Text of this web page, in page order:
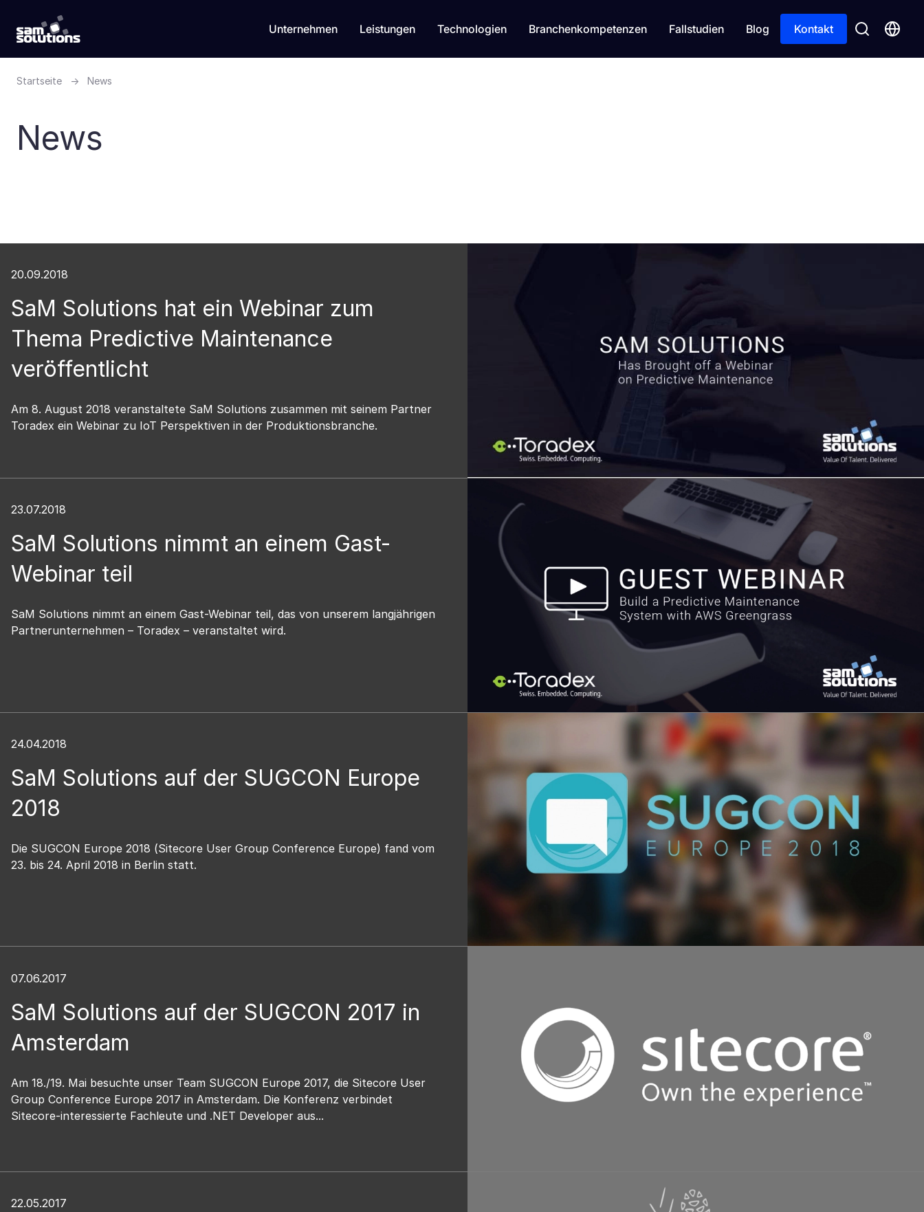
Unternehmen Leistungen Technologien Branchenkompetenzen Fallstudien Blog Kontakt
Startseite → News
News
20.09.2018
SaM Solutions hat ein Webinar zum
Thema Predictive Maintenance
veröffentlicht
Am 8. August 2018 veranstaltete SaM Solutions zusammen mit seinem Partner
Toradex ein Webinar zu IoT Perspektiven in der Produktionsbranche.
23.07.2018
SaM Solutions nimmt an einem Gast-
Webinar teil
SaM Solutions nimmt an einem Gast-Webinar teil, das von unserem langjährigen
Partnerunternehmen – Toradex – veranstaltet wird.
24.04.2018
SaM Solutions auf der SUGCON Europe
2018
Die SUGCON Europe 2018 (Sitecore User Group Conference Europe) fand vom
23. bis 24. April 2018 in Berlin statt.
07.06.2017
SaM Solutions auf der SUGCON 2017 in
Amsterdam
Am 18./19. Mai besuchte unser Team SUGCON Europe 2017, die Sitecore User
Group Conference Europe 2017 in Amsterdam. Die Konferenz verbindet
Sitecore-interessierte Fachleute und .NET Developer aus...
22.05.2017